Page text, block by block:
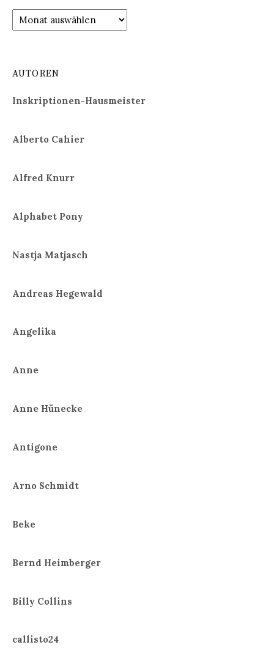
Archiv
AUTOREN
Inskriptionen-Hausmeister
Alberto Cahier
Alfred Knurr
Alphabet Pony
Nastja Matjasch
Andreas Hegewald
Angelika
Anne
Anne Hünecke
Antigone
Arno Schmidt
Beke
Bernd Heimberger
Billy Collins
callisto24